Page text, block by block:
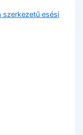
szerkezetű esési